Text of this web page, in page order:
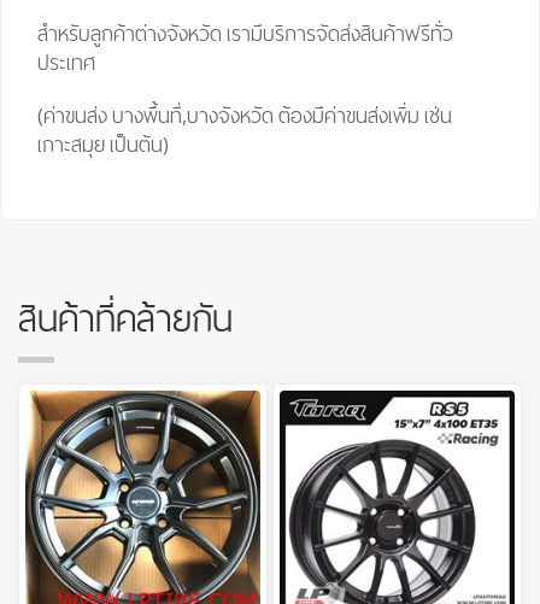
สำหรับลูกค้าต่างจังหวัด เรามีบริการจัดส่งสินค้าฟรีทั่ว
ประเทศ
(ค่าขนส่ง บางพื้นที่,บางจังหวัด ต้องมีค่าขนส่งเพิ่ม เช่น
เกาะสมุย เป็นต้น)
สินค้าที่คล้ายกัน